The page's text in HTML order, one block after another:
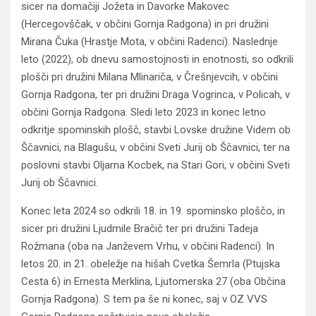
sicer na domačiji Jožeta in Davorke Makovec
(Hercegovščak, v občini Gornja Radgona) in pri družini
Mirana Čuka (Hrastje Mota, v občini Radenci). Naslednje
leto (2022), ob dnevu samostojnosti in enotnosti, so odkrili
plošči pri družini Milana Mlinariča, v Črešnjevcih, v občini
Gornja Radgona, ter pri družini Draga Vogrinca, v Policah, v
občini Gornja Radgona. Sledi leto 2023 in konec letno
odkritje spominskih plošč, stavbi Lovske družine Videm ob
Ščavnici, na Blagušu, v občini Sveti Jurij ob Ščavnici, ter na
poslovni stavbi Oljarna Kocbek, na Stari Gori, v občini Sveti
Jurij ob Ščavnici.
Konec leta 2024 so odkrili 18. in 19. spominsko ploščo, in
sicer pri družini Ljudmile Bračič ter pri družini Tadeja
Rožmana (oba na Janževem Vrhu, v občini Radenci). In
letos 20. in 21. obeležje na hišah Cvetka Šemrla (Ptujska
Cesta 6) in Ernesta Merklina, Ljutomerska 27 (oba Občina
Gornja Radgona). S tem pa še ni konec, saj v OZ VVS